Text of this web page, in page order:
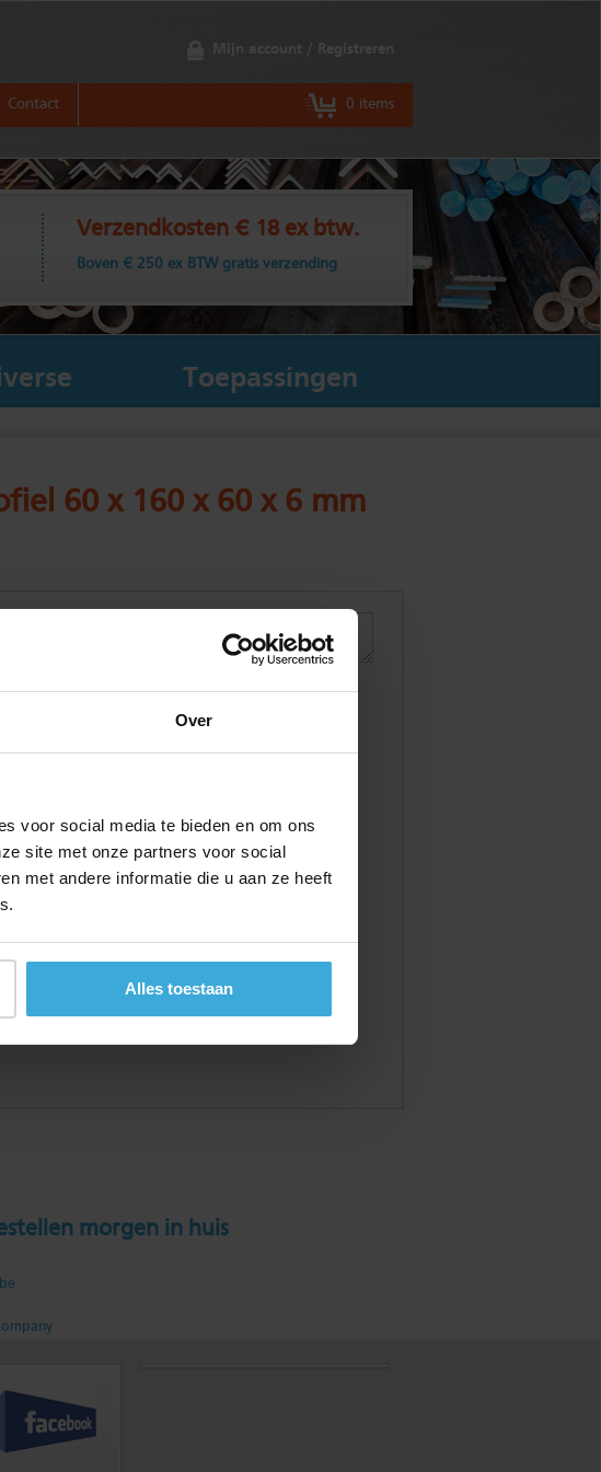
Over
voor social media te bieden en om ons
site met onze partners voor social
met andere informatie die u aan ze heeft
Alles toestaan
Mijn account / Registreren
Contact 0 items
Verzendkosten € 18 ex btw.
Boven € 250 ex BTW gratis verzending
Toepassingen
60 x 160 x 60 x 6 mm
morgen in huis